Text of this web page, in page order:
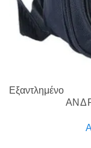
Εξαντλημένο